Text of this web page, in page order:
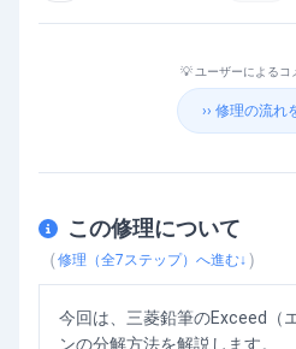
💡 ユーザーによるコ
›› 修理の流
この修理について
（修理（全7 ステップ）へ進む↓ ）
今回は、三菱鉛筆のExceed（
ンの分解方法を解説します。